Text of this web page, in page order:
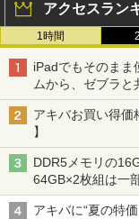
アクセスラン
1時間
iPadでもそのまま
ムから、ゼブラと
アキバお買い得価
】
DDR5メモリの
64GB×2枚組は一
アキバに“夏の特